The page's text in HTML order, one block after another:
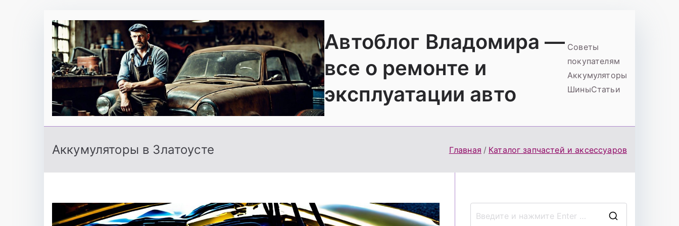
содержимому
Автоблог Владомира —
все о ремонте и
эксплуатации авто
Советы
покупателям
Аккумуляторы
ШиныСтатьи
Аккумуляторы в Златоусте Главная Каталог запчастей и аксессуаров